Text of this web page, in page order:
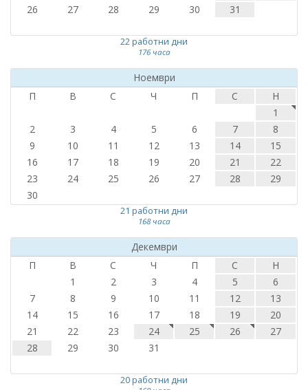
26
27 28 29 30 31
22 работни дни
176 часа
Ноември
П
В С Ч П С
Н
1
2
3 4 5 6 7
8
9
10 11 12 13 14
15
16
17 18 19 20 21
22
23
24 25 26 27 28
29
30
21 работни дни
168 часа
Декември
П
В С Ч П С
Н
1
2 3 4 5
6
7
8 9 10 11 12
13
14
15 16 17 18 19
20
21
22 23 24 25 26
27
28
29 30 31
20 работни дни